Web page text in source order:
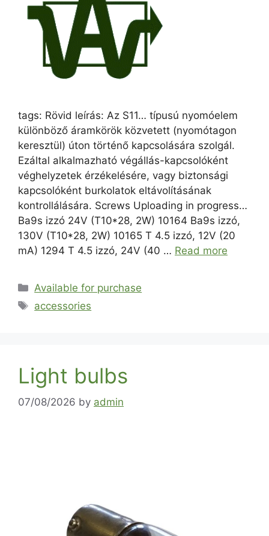
tags: Rövid leírás: Az S11… típusú nyomóelem
különböző áramkörök közvetett (nyomótagon
keresztül) úton történő kapcsolására szolgál.
Ezáltal alkalmazható végállás-kapcsolóként
véghelyzetek érzékelésére, vagy biztonsági
kapcsolóként burkolatok eltávolításának
kontrollálására. Screws Uploading in progress…
Ba9s izzó 24V (T10*28, 2W) 10164 Ba9s izzó,
130V (T10*28, 2W) 10165 T 4.5 izzó, 12V (20
mA) 1294 T 4.5 izzó, 24V (40 … Read more
Available for purchase
accessories
Light bulbs
07/08/2026 by admin